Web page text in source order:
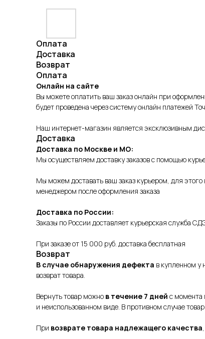
Оплата
Доставка
Возврат
Оплата
Онлайн на сайте
Вы можете оплатить ваш заказ онлайн при
будет проведена через систему онлайн платежей
Наш интернет-магазин является эксклюзивным
Доставка
Доставка по Москве и МО:
Мы осуществляем доставку заказов с помощью
Мы можем доставать ваш заказ курьером, для этого
менеджером после оформления заказа
Доставка по России:
Заказы по России доставляет курьерская служба
При заказе от 15 000 руб. доставка бесплатная
Возврат
В случае обнаружения дефекта в купленном у
возврат товара.
Вернуть товар можно в течение 7 дней с момента
и неиспользованном виде. В противном случае
При возврате товара надлежащего качества